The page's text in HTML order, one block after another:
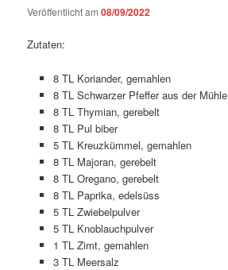
Veröffentlicht am08/09/2022
Zutaten:
8 TL Koriander, gemahlen
8 TL Schwarzer Pfeffer aus der Mühle
8 TL Thymian, gerebelt
8 TL Pul biber
5 TL Kreuzkümmel, gemahlen
8 TL Majoran, gerebelt
8 TL Oregano, gerebelt
8 TL Paprika, edelsüss
5 TL Zwiebelpulver
5 TL Knoblauchpulver
1 TL Zimt, gemahlen
3 TL Meersalz